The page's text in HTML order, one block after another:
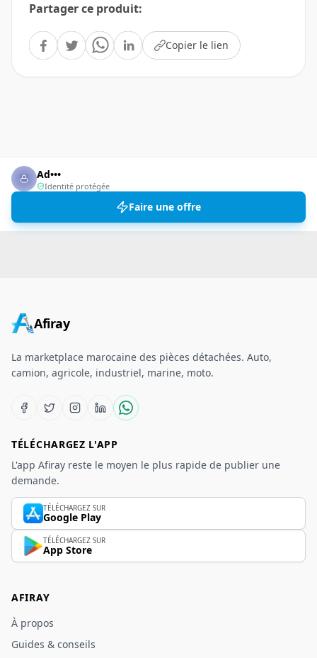
Partager ce produit:
Copier le lien
Ad•••
Identité protégée
Faire une offre
Afiray
La marketplace marocaine des pièces détachées. Auto,
camion, agricole, industriel, marine, moto.
TÉLÉCHARGEZ L'APP
L'app Afiray reste le moyen le plus rapide de publier une
demande.
TÉLÉCHARGEZ SUR
Google Play
TÉLÉCHARGEZ SUR
App Store
AFIRAY
À propos
Guides & conseils